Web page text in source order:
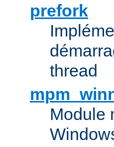
prefork
thread
Module